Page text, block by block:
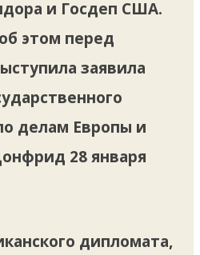
и Госдеп США.
этом перед
заявила
делам Европы и
28 января
дипломата,